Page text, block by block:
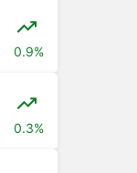
0.9%
0.3%